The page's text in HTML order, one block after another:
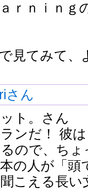
ｒｎｉｎｇ
見てみて、
さん
ト。さん
ンだ！ 彼
ので、ち
の人が「頭
こえる長